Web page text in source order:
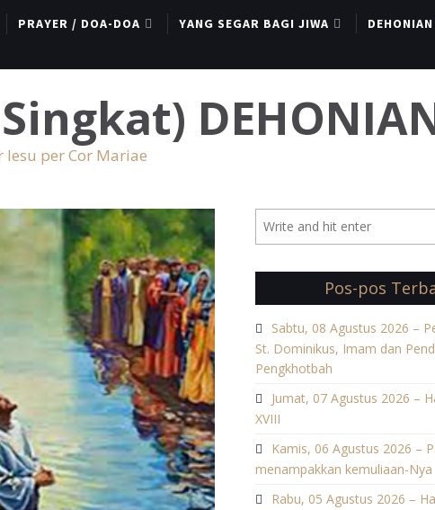
PRAYER / DOA-DOA YANG SEGAR BAGI JIWA
Iesu per Cor Mariae
Pos-pos
Sabtu, 08 Agustus 2026 –
St. Dominikus, Imam dan
Pengkhotbah
Jumat, 07 Agustus 2026 –
XVIII
Kamis, 06 Agustus 2026 –
menampakkan kemuliaan-Nya
Rabu, 05 Agustus 2026 –